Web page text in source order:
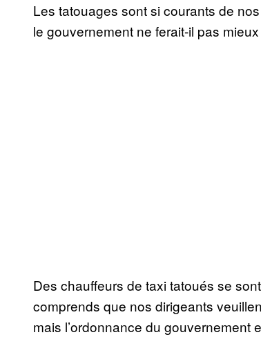
Les tatouages sont si courants de
le gouvernement ne ferait-il pas
Des chauffeurs de taxi tatoués se
comprends que nos dirigeants
mais l’ordonnance du gouvernement